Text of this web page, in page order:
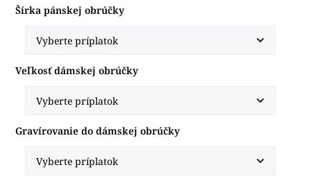
Šírka pánskej obrúčky
Veľkosť dámskej obrúčky
Gravírovanie do dámskej obrúčky